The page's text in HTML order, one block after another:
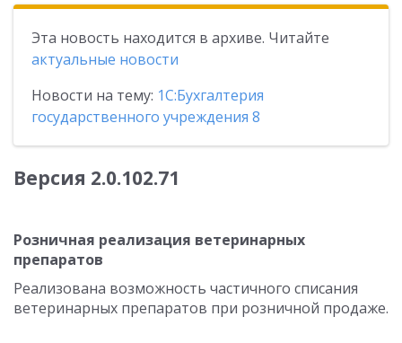
Эта новость находится в архиве. Читайте
актуальные новости
Новости на тему: 1С:Бухгалтерия
государственного учреждения 8
Версия 2.0.102.71
Розничная реализация ветеринарных
препаратов
Реализована возможность частичного списания
ветеринарных препаратов при розничной продаже.